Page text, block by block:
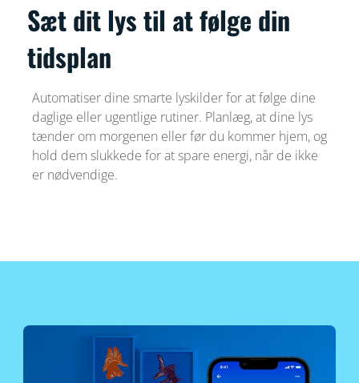
Sæt dit lys til at følge din
tidsplan
Automatiser dine smarte lyskilder for at følge dine
daglige eller ugentlige rutiner. Planlæg, at dine lys
tænder om morgenen eller før du kommer hjem, og
hold dem slukkede for at spare energi, når de ikke
er nødvendige.